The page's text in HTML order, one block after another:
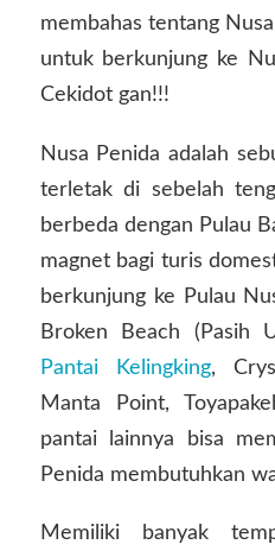
membahas tentang
untuk berkunjung ke
Cekidot gan!!!
Nusa Penida adalah
terletak di sebelah
berbeda dengan Pulau
magnet bagi turis
berkunjung ke Pulau
Broken Beach (Pasih
Pantai Kelingking,
Manta Point,
pantai lainnya bisa
Penida membutuhkan
Memiliki banyak